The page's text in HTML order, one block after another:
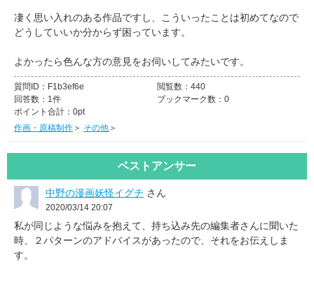
凄く思い入れのある作品ですし、こういったことは初めてなので
どうしていいか分からず困っています。
よかったら色んな方の意見をお伺いしてみたいです。
質問ID： F1b3ef6e 閲覧数： 440
回答数： 1件 ブックマーク数： 0
ポイント合計： 0pt
作画・原稿制作 ＞ その他 ＞
ベストアンサー
中野の漫画妖怪イグチ さん
2020/03/14 20:07
私が同じような悩みを抱えて、持ち込み先の編集者さんに聞いた
時、２パターンのアドバイスがあったので、それをお伝えしま
す。